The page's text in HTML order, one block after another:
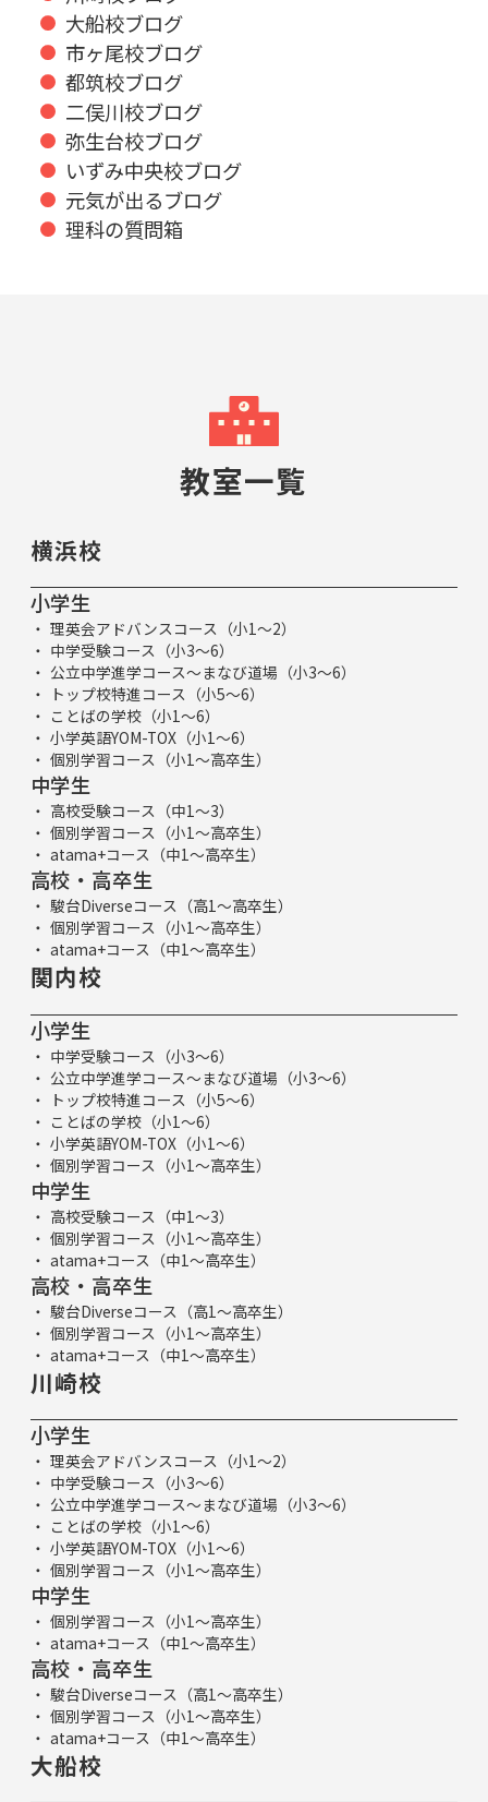
大船校ブログ
市ヶ尾校ブログ
都筑校ブログ
二俣川校ブログ
弥生台校ブログ
いずみ中央校ブログ
元気が出るブログ
理科の質問箱
教室一覧
横浜校
小学生
理英会アドバンスコース（小1～2）
中学受験コース（小3～6）
公立中学進学コース～まなび道場（小3～6）
トップ校特進コース（小5～6）
ことばの学校（小1～6）
小学英語YOM-TOX（小1～6）
個別学習コース（小1～高卒生）
中学生
高校受験コース（中1～3）
個別学習コース（小1～高卒生）
atama+コース（中1～高卒生）
高校・高卒生
駿台Diverseコース（高1～高卒生）
個別学習コース（小1～高卒生）
atama+コース（中1～高卒生）
関内校
小学生
中学受験コース（小3～6）
公立中学進学コース～まなび道場（小3～6）
トップ校特進コース（小5～6）
ことばの学校（小1～6）
小学英語YOM-TOX（小1～6）
個別学習コース（小1～高卒生）
中学生
高校受験コース（中1～3）
個別学習コース（小1～高卒生）
atama+コース（中1～高卒生）
高校・高卒生
駿台Diverseコース（高1～高卒生）
個別学習コース（小1～高卒生）
atama+コース（中1～高卒生）
川崎校
小学生
理英会アドバンスコース（小1～2）
中学受験コース（小3～6）
公立中学進学コース～まなび道場（小3～6）
ことばの学校（小1～6）
小学英語YOM-TOX（小1～6）
個別学習コース（小1～高卒生）
中学生
個別学習コース（小1～高卒生）
atama+コース（中1～高卒生）
高校・高卒生
駿台Diverseコース（高1～高卒生）
個別学習コース（小1～高卒生）
atama+コース（中1～高卒生）
大船校